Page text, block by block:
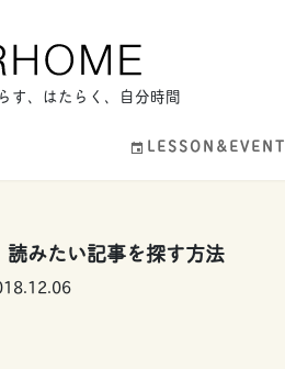
す、はたらく、自分時間
LESSON&EVENT
みたい記事を探す方法